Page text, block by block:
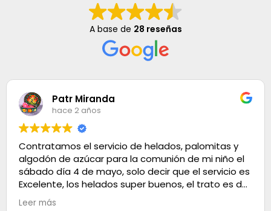
A base de 28 reseñas
Patr Miranda
hace 2 años
Contratamos el servicio de helados, palomitas y
algodón de azúcar para la comunión de mi niño el
sábado día 4 de mayo, solo decir que el servicio es
Excelente, los helados super buenos, el trato es de
100. Muchas gracias
Leer más